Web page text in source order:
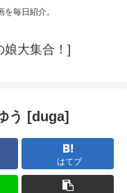
毎日紹介。
娘大集合！]
う [duga]
はてブ